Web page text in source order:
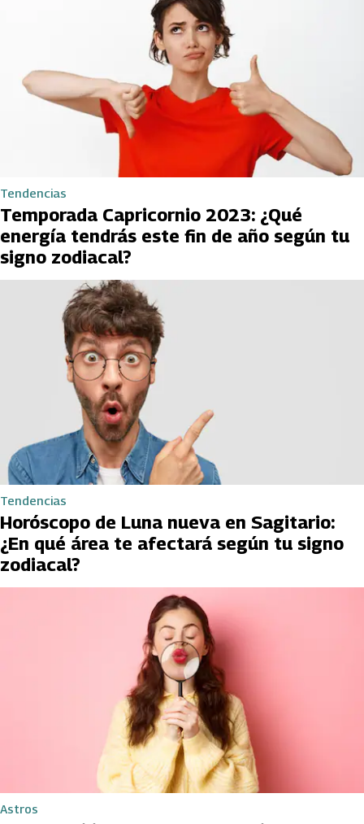
Tendencias
Temporada Capricornio 2023: ¿Qué
energía tendrás este fin de año según tu
signo zodiacal?
Tendencias
Horóscopo de Luna nueva en Sagitario:
¿En qué área te afectará según tu signo
zodiacal?
Astros